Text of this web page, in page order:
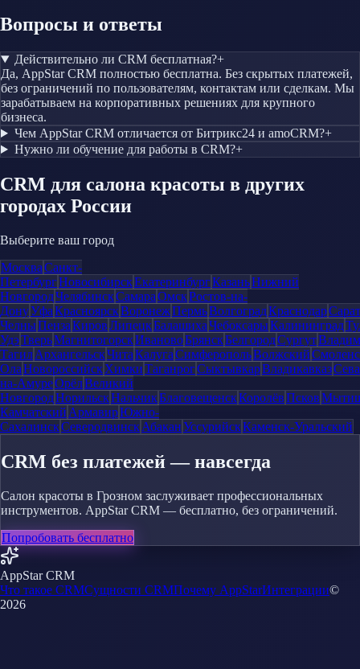
Вопросы и ответы
Действительно ли CRM бесплатная?+
Да, AppStar CRM полностью бесплатна. Без скрытых платежей,
без ограничений по пользователям, контактам или сделкам. Мы
зарабатываем на корпоративных решениях для крупного
бизнеса.
Чем AppStar CRM отличается от Битрикс24 и amoCRM?+
Нужно ли обучение для работы в CRM?+
CRM для салона красоты в других
городах России
Выберите ваш город
МоскваСанкт-
ПетербургНовосибирскЕкатеринбургКазаньНижний
НовгородЧелябинскСамараОмскРостов-на-
ДонуУфаКрасноярскВоронежПермьВолгоградКраснодар
ЧелныПензаКировЛипецкБалашихаЧебоксарыКалининград
УдэТверьМагнитогорскИвановоБрянскБелгородСургут
ТагилАрхангельскЧитаКалугаСимферопольВолжский
ОлаНовороссийскХимкиТаганрогСыктывкарВладикавказ
на-АмуреОрёлВеликий
НовгородНорильскНальчикБлаговещенскКоролёвПсков
Камчатский АрмавирЮжно-
СахалинскСеверодвинскАбаканУссурийскКаменск-Уральский
CRM без платежей — навсегда
Салон красоты в Грозном заслуживает профессиональных
инструментов. AppStar CRM — бесплатно, без ограничений.
Попробовать бесплатно
AppStar CRM
Что такое CRMСущности CRMПочему AppStarИнтеграции©
2026